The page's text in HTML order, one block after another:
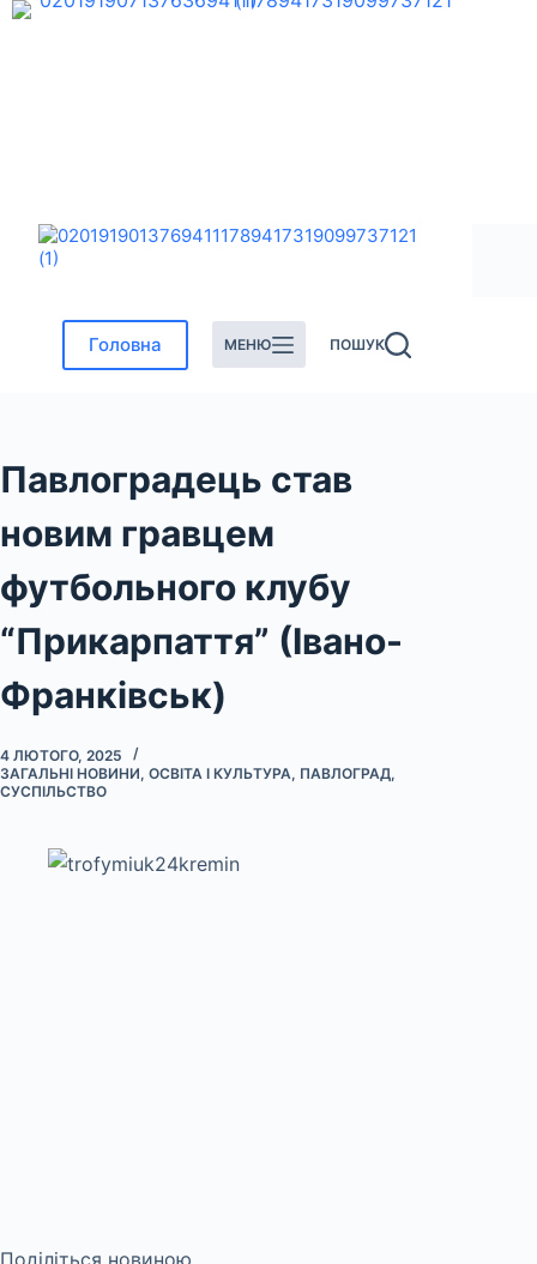
Перейти
Головна МЕНЮ ПОШУК
Павлоградець став
новим гравцем
футбольного клубу
“Прикарпаття” (Івано-
Франківськ)
4 ЛЮТОГО, 2025
ЗАГАЛЬНІ НОВИНИ, ОСВІТА І КУЛЬТУРА, ПАВЛОГРАД,
СУСПІЛЬСТВО
Поділіться новиною